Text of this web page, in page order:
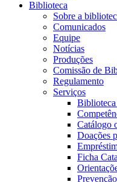
Biblioteca
Sobre a
Comunicados
Equipe
Notícias
Produções
Comissão de
Regulamento
Serviços
Catálogo
Doações
Ficha